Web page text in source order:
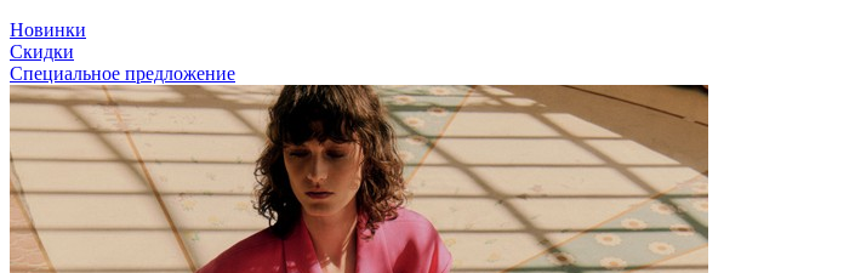
Новинки
Скидки
Специальное предложение